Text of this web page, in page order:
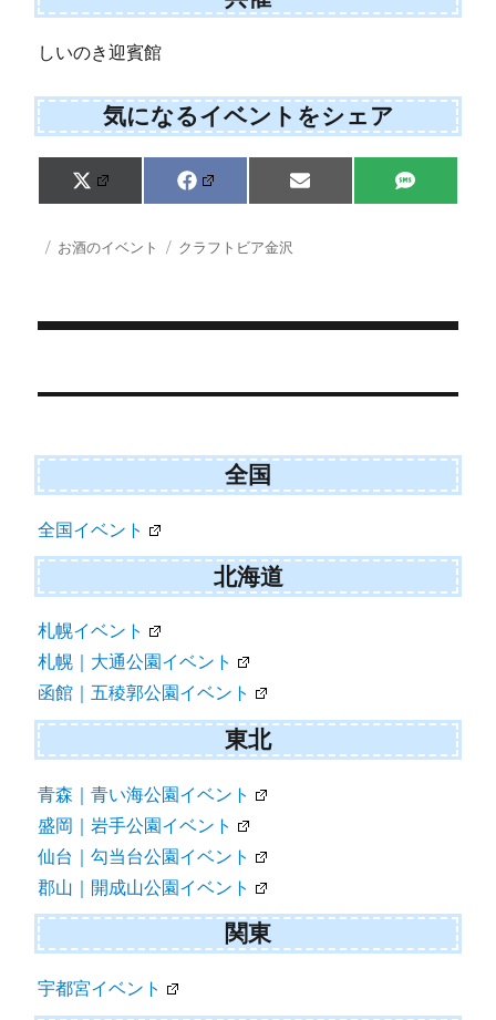
しいのき迎賓館
気になるイベントをシェア
Share
on
X
(
w
r
Share
on
F
a
e
b
Share
on
E
m
Share
on
S
M
投 カ
お酒のイベント
タ
クラフトビア金沢
稿
ビ
ー
シ
ョ
ン
全国
全国イベント
北海道
札幌イベント
札幌｜大通公園イベント
函館｜五稜郭公園イベント
東北
青森｜青い海公園イベント
盛岡｜岩手公園イベント
仙台｜勾当台公園イベント
郡山｜開成山公園イベント
関東
宇都宮イベント